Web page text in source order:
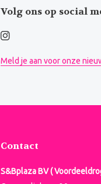
Volg ons op social
Meld je aan voor onze
Contact
S&Bplaza BV (